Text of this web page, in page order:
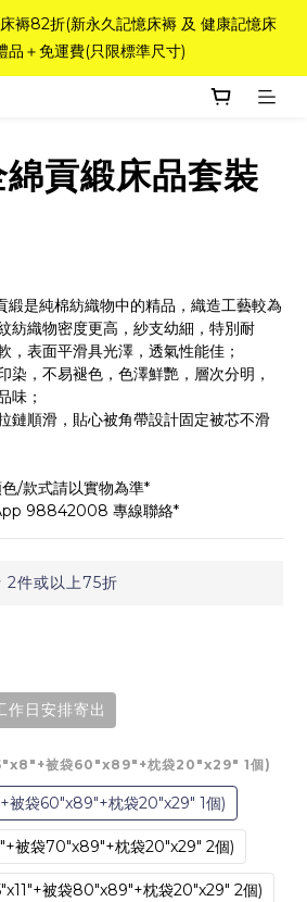
，請聯繫海馬牌Outlet客服 WhatsApp
98842008！
褥82折(新永久記憶床褥 及 健康記憶床
品＋免運費(只限標準尺寸)
請聯繫海馬牌Outlet客服 WhatsApp
貢緞床品套裝
是純棉紡織物中的精品，織造工藝較為
紡織物密度更高，紗支幼細，特別耐
，表面平滑具光澤，透氣性能佳；
染，不易褪色，色澤鮮艷，層次分明，
味；
鏈順滑，貼心被角帶設計固定被芯不滑
/款式請以實物為準*
98842008 專線聯絡*
2件或以上75折
作日安排寄出
被袋60"x89"+枕袋20"x29" 1個)
被袋60"x89"+枕袋20"x29" 1個)
被袋70"x89"+枕袋20"x29" 2個)
被袋80"x89"+枕袋20"x29" 2個)